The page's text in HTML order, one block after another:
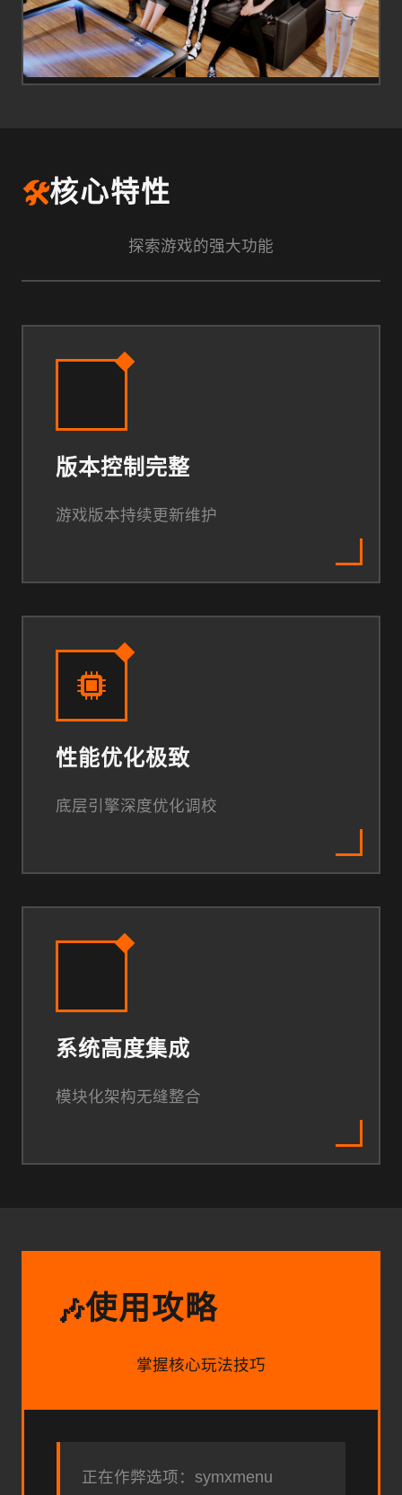
🛠️核心特性
探索游戏的强大功能
版本控制完整
游戏版本持续更新维护
性能优化极致
底层引擎深度优化调校
系统高度集成
模块化架构无缝整合
🎶使用攻略
掌握核心玩法技巧
正在作弊选项：symxmenu